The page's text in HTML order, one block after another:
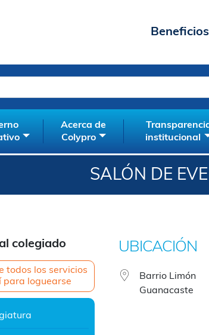
Beneficios
Acerca de
Colypro
institucional
SALÓN DE
colegiado
todos los servicios
para loguearse
UBICACIÓN
Barrio Limón
Guanacaste